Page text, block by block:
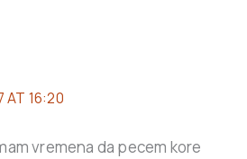
AT 16:20
vremena da pecem kore